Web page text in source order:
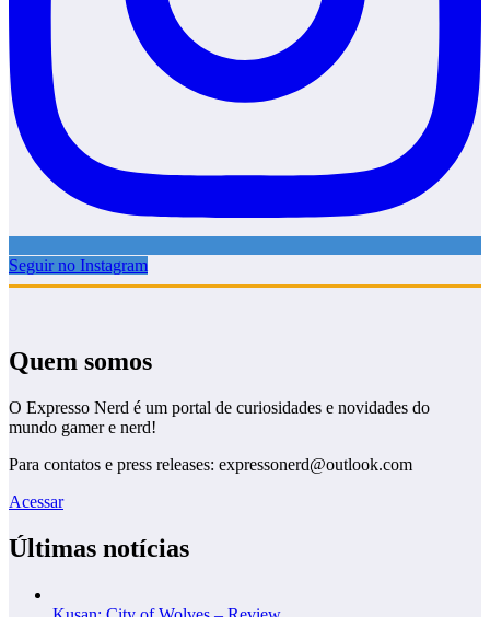
Seguir no Instagram
Quem somos
O Expresso Nerd é um portal de curiosidades e novidades do
mundo gamer e nerd!
Para contatos e press releases: expressonerd@outlook.com
Acessar
Últimas notícias